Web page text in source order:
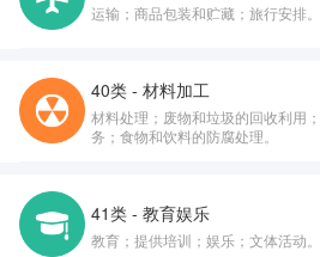
运输；商品包装和贮藏；旅行安排。
40类 - 材料加工
材料处理；废物和垃圾的回收利用
务；食物和饮料的防腐处理。
41类 - 教育娱乐
教育；提供培训；娱乐；文体活动。